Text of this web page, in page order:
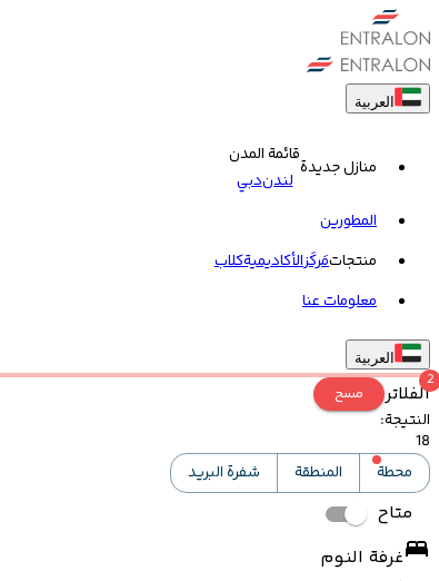
العربية
منازل جديدة
قائمة المدن
لندندبي
المطورين
منتجاتمَركَزالأكاديميةکلاب
معلومات عنا
العربية
الفلاتر
2
مسح
النتيجة:
18
محطة
المنطقة شفرة البريد
متاح
غرفة النوم